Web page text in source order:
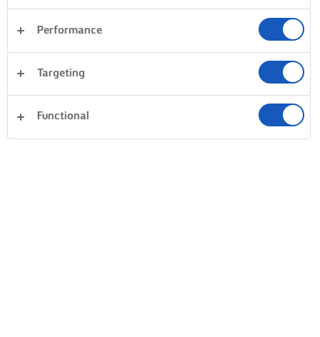
Performance
Targeting
Functional